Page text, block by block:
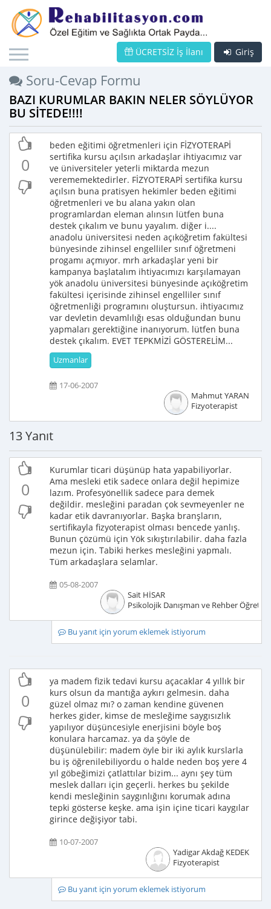
Giriş
ÜCRETSİZ İş İlanı
Soru-Cevap Formu
BAZI KURUMLAR BAKIN NELER SÖYLÜYOR
BU SİTEDE!!!!
0
beden eğitimi öğretmenleri için FİZYOTERAPİ
sertifika kursu açılsın arkadaşlar ihtiyacımız var
ve üniversiteler yeterli miktarda mezun
verememektedirler. FİZYOTERAPİ sertifika kursu
açılsın buna pratisyen hekimler beden eğitimi
öğretmenleri ve bu alana yakın olan
programlardan eleman alınsın lütfen buna
destek çıkalım ve bunu yayalım. diğer i....
anadolu üniversitesi neden açıköğretim fakültesi
bünyesinde zihinsel engelliler sınıf öğretmeni
progamı açmıyor. mrh arkadaşlar yeni bir
kampanya başlatalım ihtiyacımızı karşılamayan
yök anadolu üniversitesi bünyesinde açıköğretim
fakültesi içerisinde zihinsel engelliler sınıf
öğretmenliği programını oluştursun. ihtiyacımız
var devletin devamlılığı esas olduğundan bunu
yapmaları gerektiğine inanıyorum. lütfen buna
destek çıkalım. EVET TEPKMİZİ GÖSTERELİM...
Uzmanlar
17-06-2007
Mahmut YARAN
Fizyoterapist
13 Yanıt
0
Kurumlar ticari düşünüp hata yapabiliyorlar.
Ama mesleki etik sadece onlara değil hepimize
lazım. Profesyönellik sadece para demek
değildir. mesleğini paradan çok sevmeyenler ne
kadar etik davranıyorlar. Başka branşların,
sertifikayla fizyoterapist olması bencede yanlış.
Bunun çözümü için Yök sıkıştırılabilir. daha fazla
mezun için. Tabiki herkes mesleğini yapmalı.
Tüm arkadaşlara selamlar.
05-08-2007
Sait HİSAR
Psikolojik Danışman ve Rehber
Bu yanıt için yorum eklemek istiyorum
0
ya madem fizik tedavi kursu açacaklar 4 yıllık bir
kurs olsun da mantığa aykırı gelmesin. daha
güzel olmaz mı? o zaman kendine güvenen
herkes gider, kimse de mesleğime saygısızlık
yapılıyor düşüncesiyle enerjisini böyle boş
konulara harcamaz. ya da şöyle de
düşünülebilir: madem öyle bir iki aylık kurslarla
bu iş öğrenilebiliyordu o halde neden boş yere 4
yıl göbeğimizi çatlattılar bizim... aynı şey tüm
meslek dalları için geçerli. herkes bu şekilde
kendi mesleğinin saygınlığını korumak adına
tepki gösterse keşke. ama işin içine ticari kaygılar
girince değişiyor tabi.
10-07-2007
Yadigar Akdağ KEDEK
Fizyoterapist
Bu yanıt için yorum eklemek istiyorum